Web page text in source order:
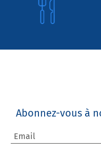
Abonnez-vous à
Email